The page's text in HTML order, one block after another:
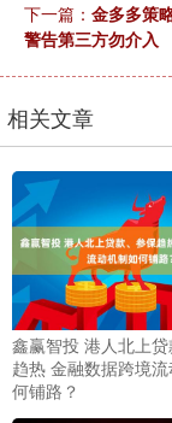
下一篇： 金多多策
警告第三方勿介入
相关文章
鑫赢智投 港人北上
趋热 金融数据跨境
何铺路？